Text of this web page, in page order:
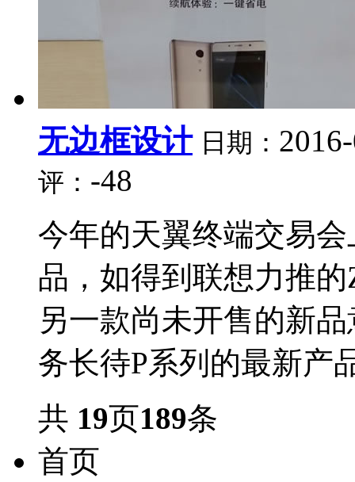
无边框设计 日期：
评： -48
今年的天翼终端交易
品，如得到联想力推
另一款尚未开售的新
务长待P系列的最新产
共 19页189条
首页